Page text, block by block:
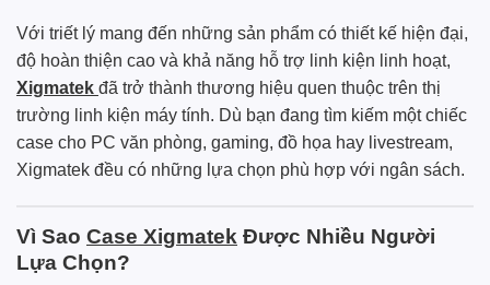
Với triết lý mang đến những sản phẩm có thiết kế hiện đại,
độ hoàn thiện cao và khả năng hỗ trợ linh kiện linh hoạt,
Xigmatek đã trở thành thương hiệu quen thuộc trên thị
trường linh kiện máy tính. Dù bạn đang tìm kiếm một chiếc
case cho PC văn phòng, gaming, đồ họa hay livestream,
Xigmatek đều có những lựa chọn phù hợp với ngân sách.
Vì Sao Case Xigmatek Được Nhiều Người
Lựa Chọn?